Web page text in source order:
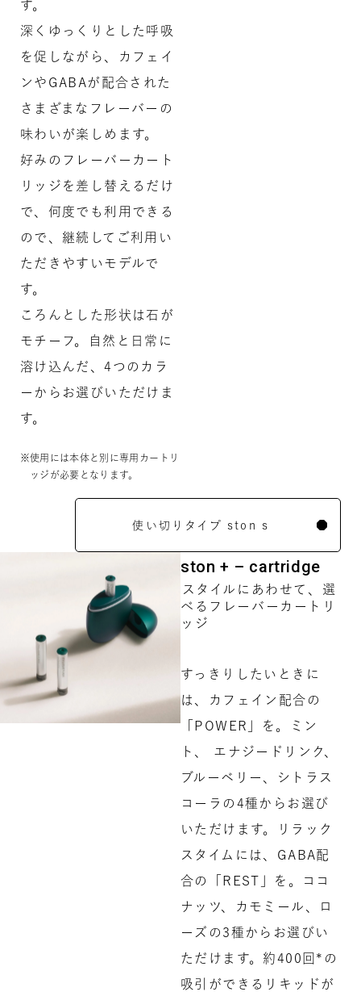
す。
深くゆっくりとした呼吸
を促しながら、カフェイ
ンやGABAが配合された
さまざまなフレーバーの
味わいが楽しめます。
好みのフレーバーカート
リッジを差し替えるだけ
で、何度でも利用できる
ので、継続してご利用い
ただきやすいモデルで
す。
ころんとした形状は石が
モチーフ。自然と日常に
溶け込んだ、4つのカラ
ーからお選びいただけま
す。
使用には本体と別に専用カートリ
ッジが必要となります。
使い切りタイプ ston s
ston + – cartridge
スタイルにあわせて、選
べるフレーバーカートリ
ッジ
すっきりしたいときに
は、カフェイン配合の
「POWER」を。ミン
ト、 エナジードリンク、
ブルーベリー、シトラス
コーラの4種からお選び
いただけます。リラック
スタイムには、GABA配
合の「REST」を。ココ
ナッツ、カモミール、ロ
ーズの3種からお選びい
ただけます。約400回*の
吸引ができるリキッドが